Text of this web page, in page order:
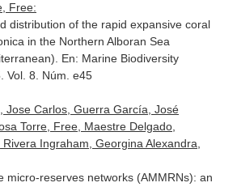
Free:
distribution of the rapid expansive coral
in the Northern Alboran Sea
En: Marine Biodiversity
Vol. 8. Núm. e45
Jose Carlos, Guerra García, José
Torre, Free, Maestre Delgado,
Ingraham, Georgina Alexandra,
micro-reserves networks (AMMRNs): an